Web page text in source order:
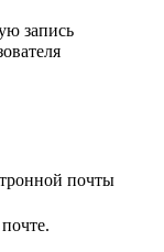
запись
почты